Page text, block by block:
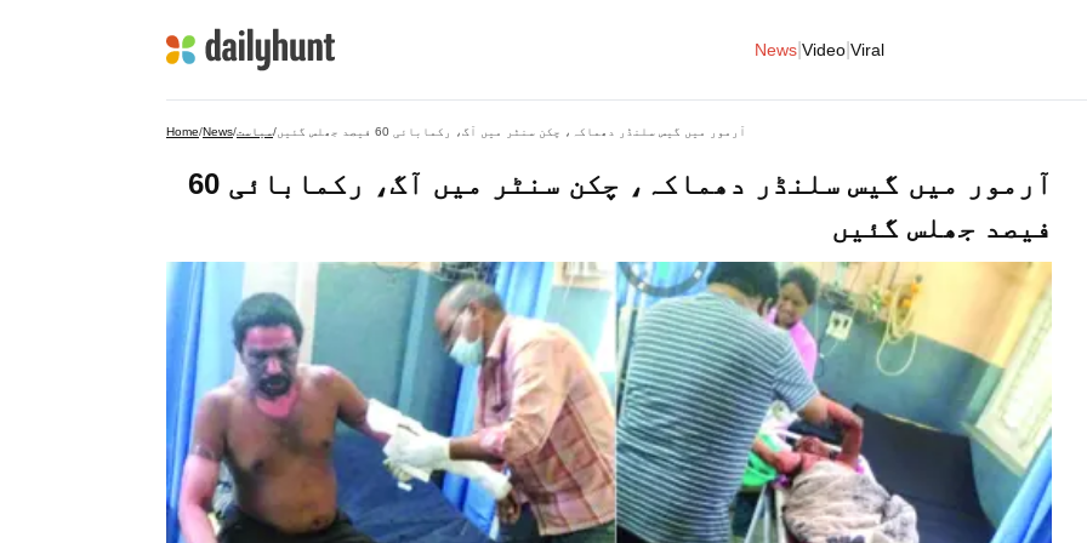
News Video Viral
Home/News/سیاست/ آرمور میں گیس سلنڈر دھماکہ، چکن سنٹر میں آگ، رکمابائی 60 فیصد جھلس گئیں
آرمور میں گیس سلنڈر دھماکہ، چکن سنٹر میں آگ، رکمابائی 60
فیصد جھلس گئیں